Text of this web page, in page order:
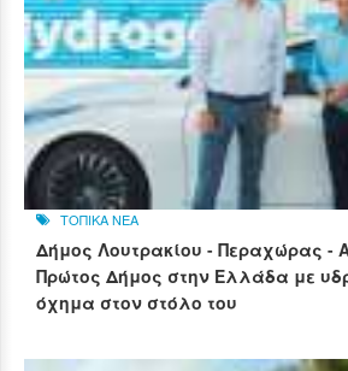
ΤΟΠΙΚΑ ΝΕΑ
Δήμος Λουτρακίου - Περαχώρας -
Πρώτος Δήμος στην Ελλάδα με
όχημα στον στόλο του